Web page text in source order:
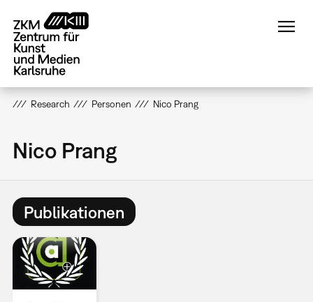
zum
Inhalt
Research Personen Nico Prang
Nico Prang
Publikationen